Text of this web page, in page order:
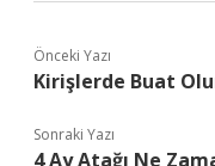
Önceki Yazı
Kirişlerde Buat
Sonraki Yazı
4 Ay Atağı Ne